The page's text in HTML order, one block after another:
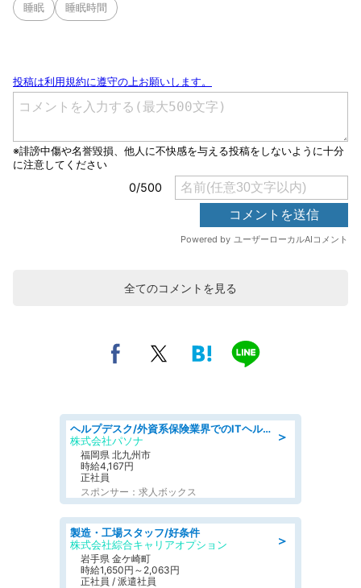
睡眠 睡眠時間
全てのコメントを見る
＞
ヘルプデスク/外資系保険業界でのITヘルプデスク業務/駅近/即日勤務可/ヘルプデスク
株式会社パソナ
福岡県 北九州市
時給4,167円
正社員
スポンサー：求人ボックス
＞
製造・工場スタッフ/好条件
株式会社綜合キャリアオプション
岩手県 金ケ崎町
時給1,650円～2,063円
正社員 / 派遣社員